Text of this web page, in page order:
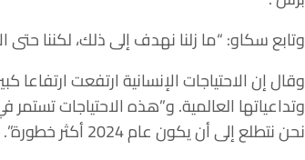
وتابع سكاو: “ما زلنا نهدف إلى ذلك، لكننا حتى الآن
وتداعياتها العالمية. و”هذه الاحتياجات
نحن نتطلع إلى أن يكون عام 2024 أكثر خطورة”.